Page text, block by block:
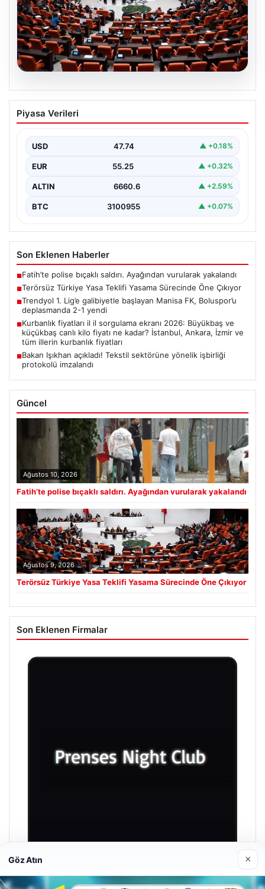
Terörsüz Türkiye Yasa Teklifi Yasama
Sürecinde Öne Çıkıyor
toplumsal bütünleşmeyi güçlendirmeyi amaçlayan yeni
yasa tasarısı…
Piyasa Verileri
USD 47.74 ▲ +0.18%
EUR 55.25 ▲ +0.32%
ALTIN 6660.6 ▲ +2.59%
BTC 3100955 ▲ +0.07%
Son Eklenen Haberler
■Fatih’te polise bıçaklı saldırı. Ayağından vurularak yakalandı
■Terörsüz Türkiye Yasa Teklifi Yasama Sürecinde Öne Çıkıyor
■Trendyol 1. Lig’e galibiyetle başlayan Manisa FK, Boluspor’u
deplasmanda 2-1 yendi
■Kurbanlık fiyatları il il sorgulama ekranı 2026: Büyükbaş ve
küçükbaş canlı kilo fiyatı ne kadar? İstanbul, Ankara, İzmir ve
tüm illerin kurbanlık fiyatları
■Bakan Işıkhan açıkladı! Tekstil sektörüne yönelik işbirliği
protokolü imzalandı
Güncel
Ağustos 10, 2026
Fatih’te polise bıçaklı saldırı. Ayağından vurularak yakalandı
Ağustos 9, 2026
Terörsüz Türkiye Yasa Teklifi Yasama Sürecinde Öne Çıkıyor
Son Eklenen Firmalar
Göz Atın ×